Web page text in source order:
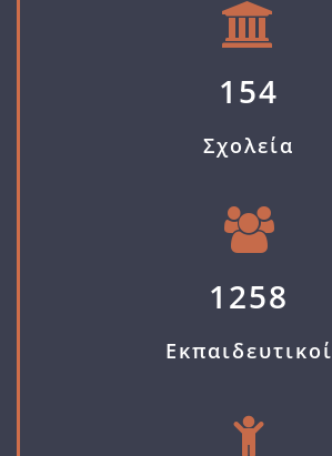
154
Σχολεία
1258
Εκπαιδευτικοί